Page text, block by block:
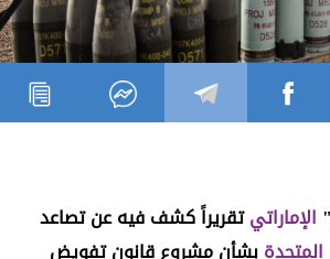
الإماراتيتقريراً كشف فيه عن تصاعد
المتحدةبشأن مشروع قانون تفويض